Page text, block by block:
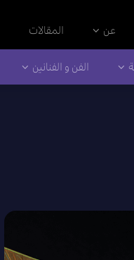
عن المقالات
الفن و الفنانين